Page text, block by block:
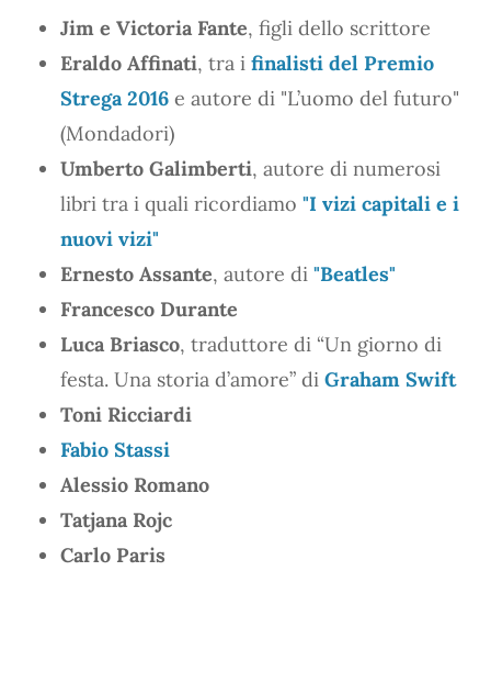
Jim e Victoria Fante, figli dello scrittore
Eraldo Affinati, tra i finalisti del Premio
Strega 2016 e autore di "L’uomo del futuro"
(Mondadori)
Umberto Galimberti, autore di numerosi
libri tra i quali ricordiamo "I vizi capitali e i
nuovi vizi"
Ernesto Assante, autore di "Beatles"
Francesco Durante
Luca Briasco, traduttore di “Un giorno di
festa. Una storia d’amore” di Graham Swift
Toni Ricciardi
Fabio Stassi
Alessio Romano
Tatjana Rojc
Carlo Paris